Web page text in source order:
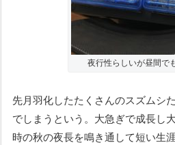
夜行性らしいが昼間で
先月羽化したたくさんのスズムシ
でしまうという。大急ぎで成長し
時の秋の夜長を鳴き通して短い生